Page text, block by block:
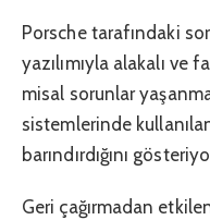
Porsche tarafındaki
yazılımıyla alakalı ve
misal sorunlar
sistemlerinde
barındırdığını
Geri çağırmadan